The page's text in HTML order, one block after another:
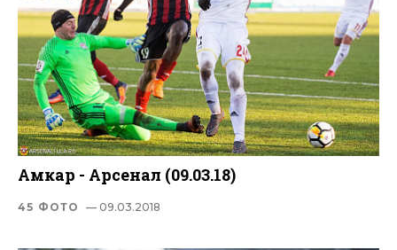
Амкар - Арсенал (09.03.18)
45 ФОТО — 09.03.2018